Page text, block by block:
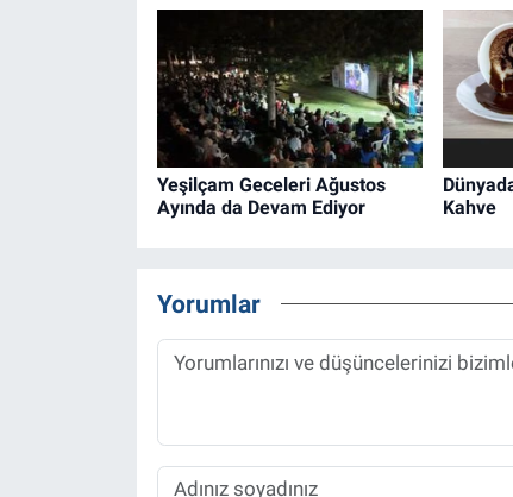
Yeşilçam Geceleri Ağustos
Ayında da Devam Ediyor
Kahve
Yorumlar